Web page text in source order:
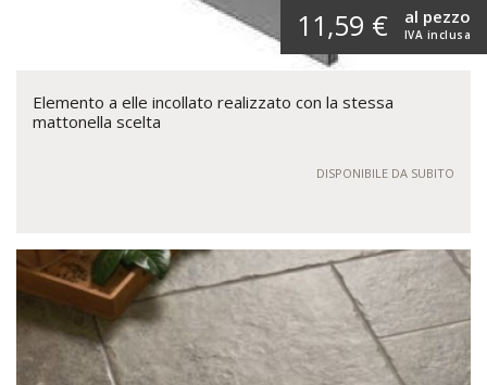
11,59 € IVA inclusa
al pezzo
Elemento a elle incollato realizzato con la stessa
mattonella scelta
DISPONIBILE DA SUBITO